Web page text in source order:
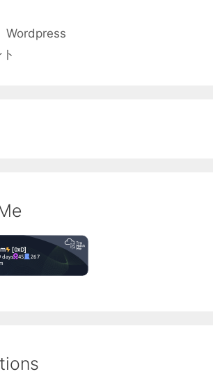
Wordpress